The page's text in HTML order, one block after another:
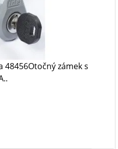
48456Otočný zámek s